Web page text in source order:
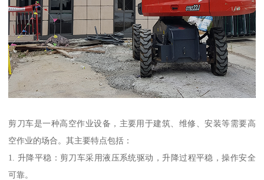
剪刀车是一种高空作业设备，主要用于建筑、维修、安装等需要高
空作业的场合。其主要特点包括：
1. 升降平稳：剪刀车采用液压系统驱动，升降过程平稳，操作安全
可靠。